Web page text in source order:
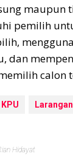
maupun
pemilih
dan
calon
KPU
Hidayat